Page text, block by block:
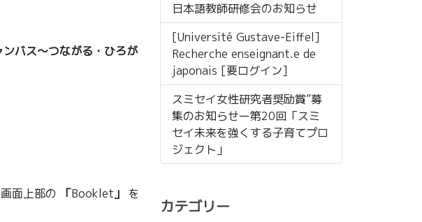
ンバス～つながる・ひろが
面上部の 「Booklet 」
を
日本語教師研修会のお知らせ
[Université Gustave-Eiffel]
Recherche enseignant.e de
japonais [要ログイン]
スミセイ女性研究者奨励賞”募
集のお知らせー第20回「スミ
セイ未来を強くする子育てプロ
ジェクト」
カテゴリー